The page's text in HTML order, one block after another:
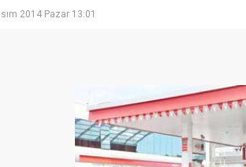
2014 Pazar 13:01